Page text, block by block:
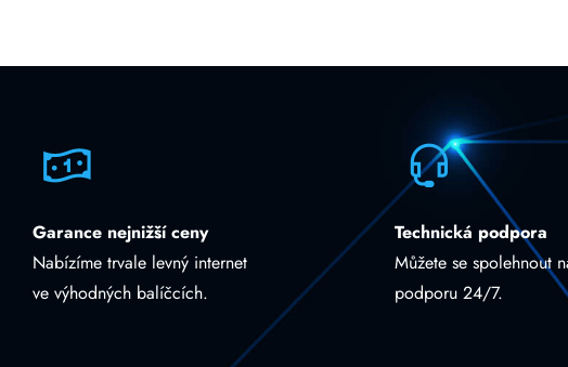
Garance nejnižší ceny
Nabízíme trvale levný internet
ve výhodných balíčcích.
Technická podpora
Můžete se spolehnout
podporu 24/7.